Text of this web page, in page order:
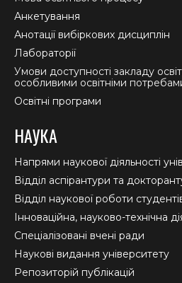
Анкетування
Анотації вибіркових дисциплін
Лабораторії
Умови доступності закладу
особливими освітніми
Освітні програми
НАУКА
Напрями наукової діяльності
Відділ аспірантури та
Відділ наукової роботи
Інноваційна, науково-технічна
Спеціалізовані вчені ради
Наукові видання університету
Репозиторій публікацій